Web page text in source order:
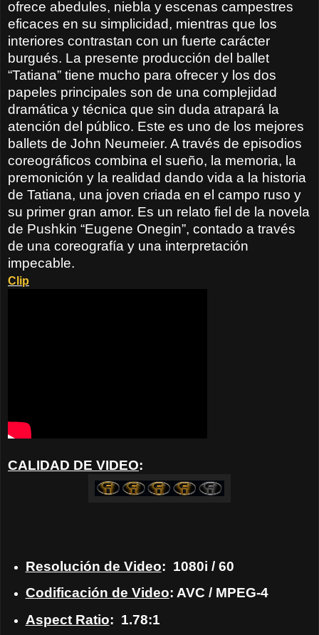
ofrece abedules, niebla y escenas campestres
eficaces en su simplicidad, mientras que los
interiores contrastan con un fuerte carácter
burgués. La presente producción del ballet
“Tatiana” tiene mucho para ofrecer y los dos
papeles principales son de una complejidad
dramática y técnica que sin duda atrapará la
atención del público. Este es uno de los mejores
ballets de John Neumeier. A través de episodios
coreográficos combina el sueño, la memoria, la
premonición y la realidad dando vida a la historia
de Tatiana, una joven criada en el campo ruso y
su primer gran amor. Es un relato fiel de la novela
de Pushkin “Eugene Onegin”, contado a través
de una coreografía y una interpretación
impecable.
Clip
CALIDAD DE VIDEO:
Resolución de Video: 1080i / 60
Codificación de Video: AVC / MPEG-4
Aspect Ratio: 1.78:1